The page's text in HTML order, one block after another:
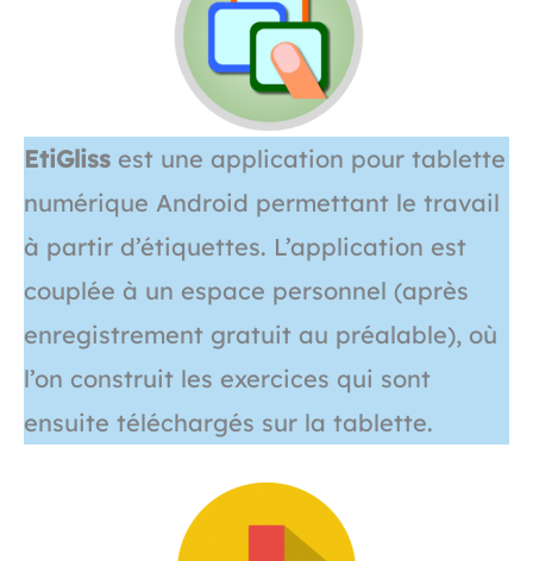
EtiGliss est une application pour tablette
numérique Android permettant le travail
à partir d’étiquettes. L’application est
couplée à un espace personnel (après
enregistrement gratuit au préalable), où
l’on construit les exercices qui sont
ensuite téléchargés sur la tablette.